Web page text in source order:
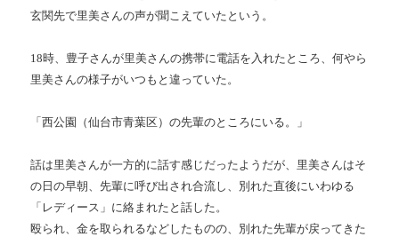
玄関先で里美さんの声が聞こえていたという。
18時、豊子さんが里美さんの携帯に電話を入れたところ、何やら
里美さんの様子がいつもと違っていた。
「西公園（仙台市青葉区）の先輩のところにいる。」
話は里美さんが一方的に話す感じだったようだが、里美さんはそ
の日の早朝、先輩に呼び出され合流し、別れた直後にいわゆる
「レディース」に絡まれたと話した。
殴られ、金を取られるなどしたものの、別れた先輩が戻ってきた